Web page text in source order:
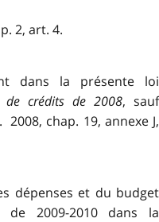
2, art. 4.
dans la présente loi
de crédits de 2008, sauf
chap. 19, annexe J,
dépenses et du budget
de 2009-2010 dans la